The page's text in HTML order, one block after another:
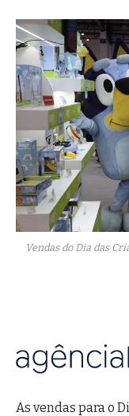
Vendas do Dia das
As vendas para o